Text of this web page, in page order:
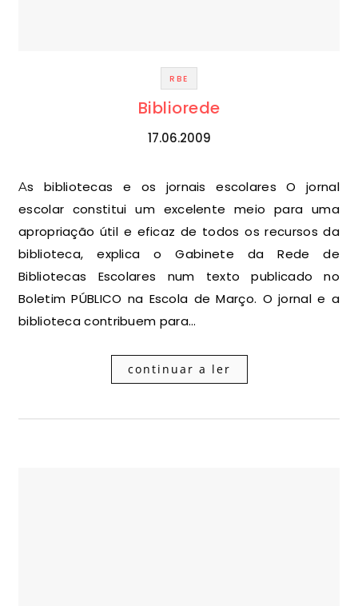
RBE
Bibliorede
17.06.2009
As bibliotecas e os jornais escolares O jornal
escolar constitui um excelente meio para uma
apropriação útil e eficaz de todos os recursos da
biblioteca, explica o Gabinete da Rede de
Bibliotecas Escolares num texto publicado no
Boletim PÚBLICO na Escola de Março. O jornal e a
biblioteca contribuem para…
continuar a ler